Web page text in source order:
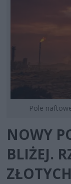
Pole
NOWY
BLIŻEJ.